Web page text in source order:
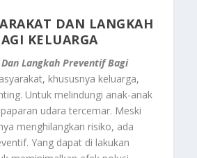
DAN LANGKAH
KELUARGA
Langkah Preventif Bagi
khususnya keluarga,
Untuk melindungi anak-anak
udara tercemar. Meski
menghilangkan risiko, ada
Yang dapat di lakukan